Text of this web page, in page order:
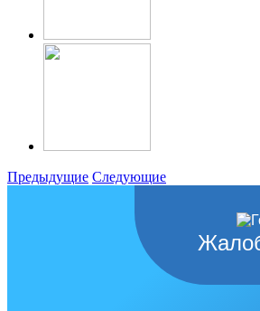
Предыдущие Следующие